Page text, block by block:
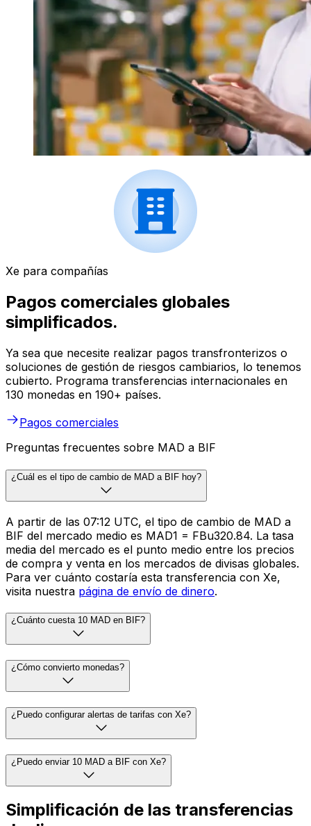
Xe para compañías
Pagos comerciales globales
simplificados.
Ya sea que necesite realizar pagos transfronterizos o
soluciones de gestión de riesgos cambiarios, lo tenemos
cubierto. Programa transferencias internacionales en
130 monedas en 190+ países.
Pagos comerciales
Preguntas frecuentes sobre MAD a BIF
¿Cuál es el tipo de cambio de MAD a BIF hoy?
A partir de las 07:12 UTC, el tipo de cambio de MAD a
BIF del mercado medio es MAD1 = FBu320.84. La tasa
media del mercado es el punto medio entre los precios
de compra y venta en los mercados de divisas globales.
Para ver cuánto costaría esta transferencia con Xe,
visita nuestra página de envío de dinero.
¿Cuánto cuesta 10 MAD en BIF?
¿Cómo convierto monedas?
¿Puedo configurar alertas de tarifas con Xe?
¿Puedo enviar 10 MAD a BIF con Xe?
Simplificación de las transferencias